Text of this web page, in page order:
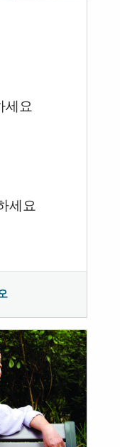
세요
세요